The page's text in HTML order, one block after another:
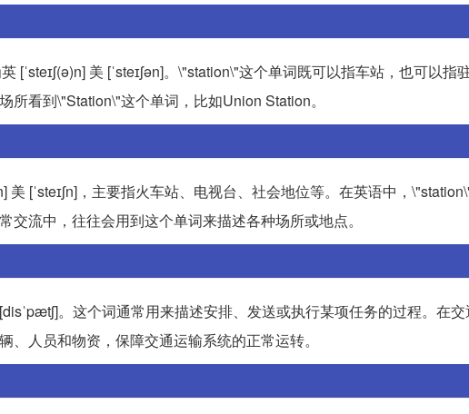
[ˈsteɪʃ(ə)n] 美 [ˈsteɪʃən]。\"station\"这个单词既可以指车站，也可以
所看到\"Station\"这个单词，比如Union Station。
美 [ˈsteɪʃn]，主要指火车站、电视台、社会地位等。在英语中，
交流中，往往会用到这个单词来描述各种场所或地点。
。这个词通常用来描述安排、发送或执行某项任务的过程。在
、人员和物资，保障交通运输系统的正常运转。